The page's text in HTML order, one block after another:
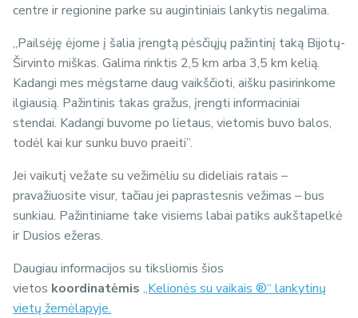
centre ir regionine parke su augintiniais lankytis negalima.
„Pailsėję ėjome į šalia įrengtą pėsčiųjų pažintinį taką Bijotų-
Širvinto miškas. Galima rinktis 2,5 km arba 3,5 km kelią.
Kadangi mes mėgstame daug vaikščioti, aišku pasirinkome
ilgiausią. Pažintinis takas gražus, įrengti informaciniai
stendai. Kadangi buvome po lietaus, vietomis buvo balos,
todėl kai kur sunku buvo praeiti”.
Jei vaikutį vežate su vežimėliu su dideliais ratais –
pravažiuosite visur, tačiau jei paprastesnis vežimas – bus
sunkiau. Pažintiniame take visiems labai patiks aukštapelkė
ir Dusios ežeras.
Daugiau informacijos su tiksliomis šios
vietos koordinatėmis „Kelionės su vaikais ®“ lankytinų
vietų žemėlapyje.